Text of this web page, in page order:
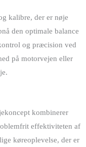
kalibre, der er nøje
den optimale balance
og præcision ved
på motorvejen eller
kombinerer
effektiviteten af
køreoplevelse, der er